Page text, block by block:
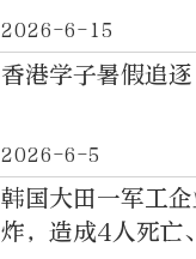
满收官
2026-6-15
香港学子暑假追
2026-6-5
韩国大田一军工
炸，造成4人死亡